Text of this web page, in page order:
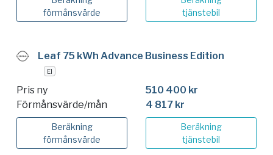
förmånsvärde
tjänstebil
Leaf 75 kWh Advance Business Edition
El
Pris ny
510 400 kr
Förmånsvärde/mån
4 817 kr
Beräkning
förmånsvärde
Beräkning
tjänstebil